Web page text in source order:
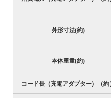
外形寸法(約)
本体重量(約)
コード長（充電アダプター）（約）